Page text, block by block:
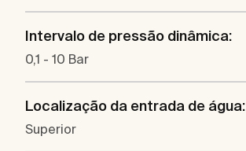
Intervalo de pressão dinâmica:
0,1 - 10 Bar
Localização da entrada de água:
Superior